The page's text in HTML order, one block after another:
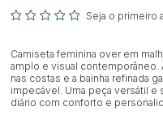
Seja o primeiro
Camiseta feminina over em
amplo e visual contemporâneo.
nas costas e a bainha refinada
impecável. Uma peça versátil e
diário com conforto e